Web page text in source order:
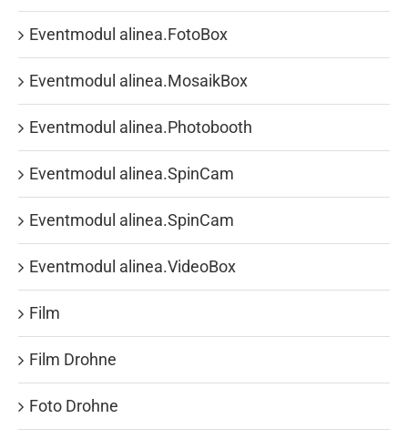
Eventmodul alinea.FotoBox
Eventmodul alinea.MosaikBox
Eventmodul alinea.Photobooth
Eventmodul alinea.SpinCam
Eventmodul alinea.SpinCam
Eventmodul alinea.VideoBox
Film
Film Drohne
Foto Drohne